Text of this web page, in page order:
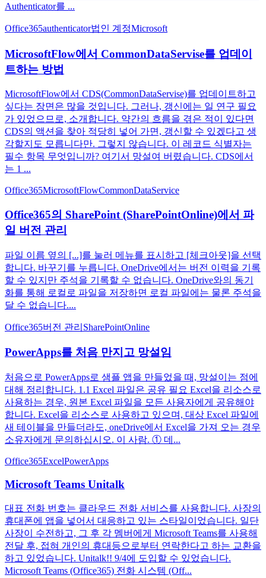
Authenticator를 ...
Office365authenticator법인 계정Microsoft
MicrosoftFlow에서 CommonDataServise를 업데이
트하는 방법
MicrosoftFlow에서 CDS(CommonDataServise)를 업데이트하고
싶다는 장면은 많을 것입니다. 그러나, 갱신에는 일 연구 필요
가 있었으므로, 소개합니다. 약간의 흐름을 겪은 적이 있다면
CDS의 액션을 찾아 적당히 넣어 가면, 갱신할 수 있겠다고 생
각할지도 모릅니다만. 그렇지 않습니다. 이 레코드 식별자는
필수 항목 무엇입니까? 여기서 망설여 버렸습니다. CDS에서
는 1 ...
Office365MicrosoftFlowCommonDataService
Office365의 SharePoint (SharePointOnline)에서 파
일 버전 관리
파일 이름 옆의 [...]를 눌러 메뉴를 표시하고 [체크아웃]을 선택
합니다. 바꾸기를 누릅니다. OneDrive에서는 버전 이력을 기록
할 수 있지만 주석을 기록할 수 없습니다. OneDrive와의 동기
화를 통해 로컬로 파일을 저장하면 로컬 파일에는 물론 주석을
달 수 없습니다....
Office365버전 관리 SharePointOnline
PowerApps를 처음 만지고 망설임
처음으로 PowerApps로 샘플 앱을 만들었을 때, 망설이는 점에
대해 정리합니다. 1.1 Excel 파일은 공유 필요 Excel을 리소스로
사용하는 경우, 원본 Excel 파일을 모든 사용자에게 공유해야
합니다. Excel을 리소스로 사용하고 있으며, 대상 Excel 파일에
새 테이블을 만들더라도, oneDrive에서 Excel을 가져 오는 경우
소유자에게 문의하십시오. 이 사람. ① 데...
Office365ExcelPowerApps
Microsoft Teams Unitalk
대표 전화 번호는 클라우드 전화 서비스를 사용합니다. 사장의
휴대폰에 앱을 넣어서 대응하고 있는 스타일이었습니다. 일단
사장이 수전하고, 그 후 각 멤버에게 Microsoft Teams를 사용해
전달 후, 접혀 개인의 휴대등으로부터 연락한다고 하는 교환을
하고 있었습니다. Unitalk!! 9/4에 도입할 수 있었습니다.
Microsoft Teams (Office365) 전화 시스템 (Off...